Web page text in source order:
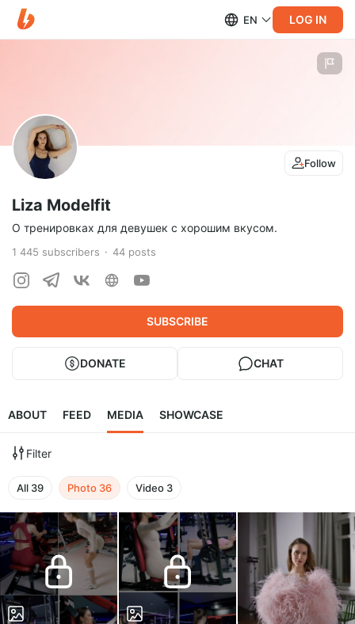
EN LOG IN
Follow
Liza Modelfit
О тренировках для девушек с хорошим вкусом.
1 445 subscribers 44 posts
SUBSCRIBE
DONATE CHAT
ABOUT FEED MEDIA SHOWCASE
Filter
All 39 Photo 36 Video 3